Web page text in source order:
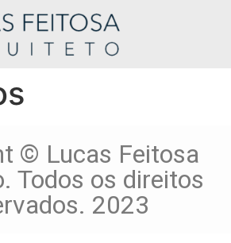
© Lucas Feitosa
Todos os direitos
2023